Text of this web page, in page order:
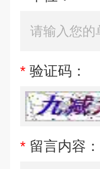
* 验证码：
* 留言内容：